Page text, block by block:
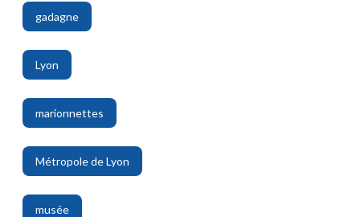
gadagne
,
Lyon
,
marionnettes
,
Métropole de Lyon
,
musée